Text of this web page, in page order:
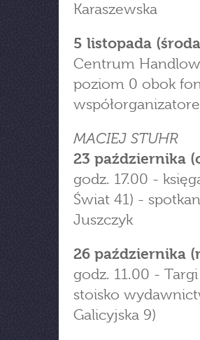
Karaszewska
5 listopada
Centrum
poziom 0 obok
MACIEJ STUHR
23 października
godz. 17.00 -
Świat 41) -
Juszczyk
26 października
godz. 11.00 -
stoisko
Galicyjska 9)